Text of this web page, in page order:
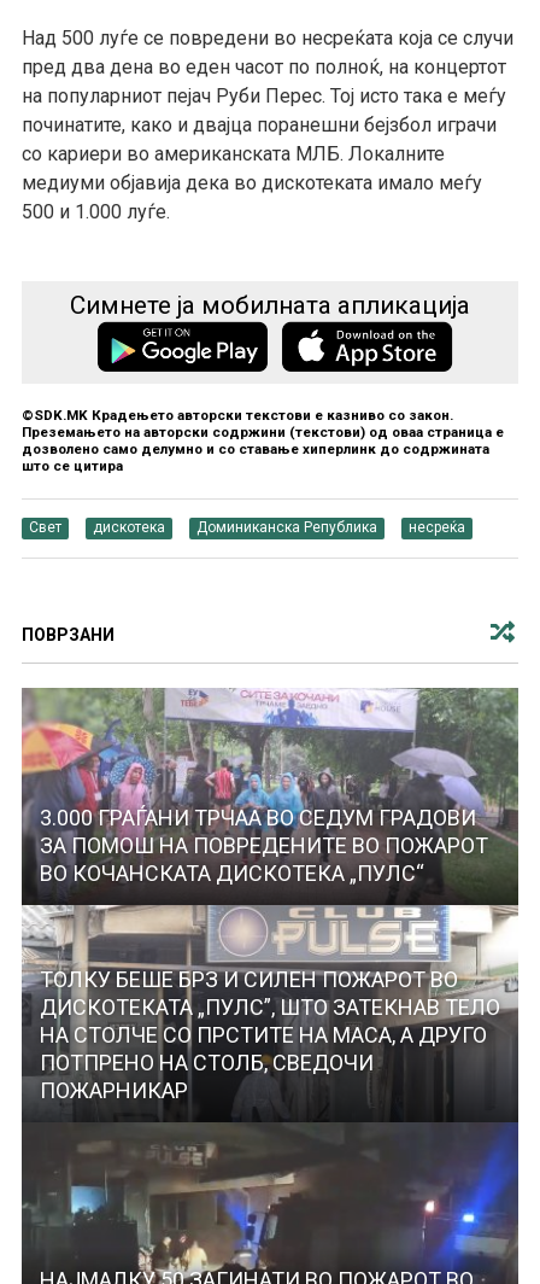
Над 500 луѓе се повредени во несреќата која се случи
пред два дена во еден часот по полноќ, на концертот
на популарниот пејач Руби Перес. Тој исто така е меѓу
починатите, како и двајца поранешни бејзбол играчи
со кариери во американската МЛБ. Локалните
медиуми објавија дека во дискотеката имало меѓу
500 и 1.000 луѓе.
Симнете ја мобилната апликација
©SDK.MK Крадењето авторски текстови е казниво со закон.
Преземањето на авторски содржини (текстови) од оваа страница е
дозволено само делумно и со ставање хиперлинк до содржината
што се цитира
Свет дискотека Доминиканска Република несреќа
ПОВРЗАНИ
3.000 ГРАЃАНИ ТРЧАА ВО СЕДУМ ГРАДОВИ
ЗА ПОМОШ НА ПОВРЕДЕНИТЕ ВО ПОЖАРОТ
ВО КОЧАНСКАТА ДИСКОТЕКА „ПУЛС“
ТОЛКУ БЕШЕ БРЗ И СИЛЕН ПОЖАРОТ ВО
ДИСКОТЕКАТА „ПУЛС”, ШТО ЗАТЕКНАВ ТЕЛО
НА СТОЛЧЕ СО ПРСТИТЕ НА МАСА, А ДРУГО
ПОТПРЕНО НА СТОЛБ, СВЕДОЧИ
ПОЖАРНИКАР